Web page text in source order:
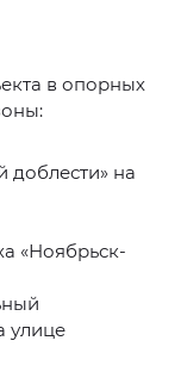
в опорных
доблести» на
«Ноябрьск-
улице